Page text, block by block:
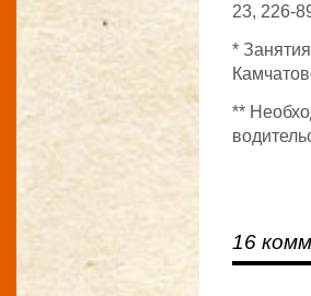
23, 226-
*
**
16